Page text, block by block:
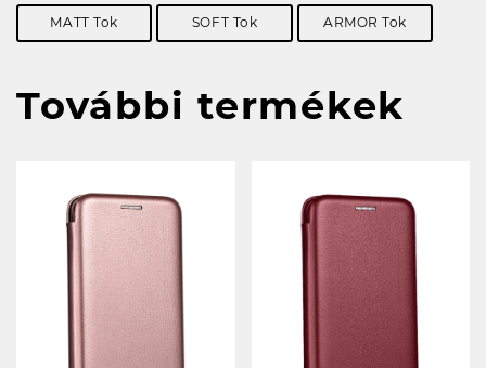
MATT Tok SOFT Tok ARMOR Tok
További termékek